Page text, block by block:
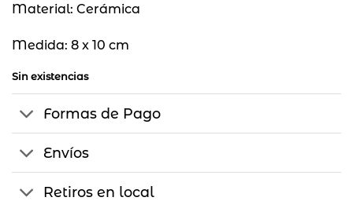
Material: Cerámica
Medida: 8 x 10 cm
Sin existencias
Formas de Pago
Envíos
Retiros en local